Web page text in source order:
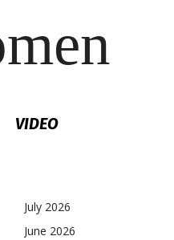
VIDEO
July 2026
June 2026